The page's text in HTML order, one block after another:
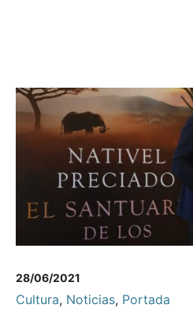
28/06/2021
Cultura, Noticias, Portada